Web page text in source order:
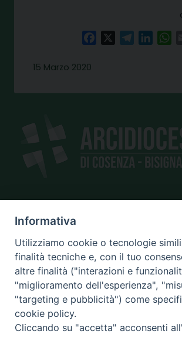
FacebookTelegram
15 Marzo 2020
SEDE
piazza Giano Parrasio, 16
87100 Cosenza
CONTATTI
e@mail:info@diocesicosenza.it
Informativa
Utilizziamo cookie o tecnologie
finalità tecniche e, con il tuo
altre finalità ("interazioni e
"miglioramento dell'esperienza",
"targeting e pubblicità") come
cookie policy.
Cliccando su "accetta" acconsenti